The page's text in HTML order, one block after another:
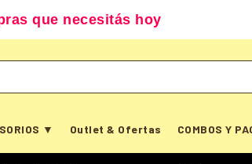
que necesitás hoy
▼ Outlet & Ofertas COMBOS Y